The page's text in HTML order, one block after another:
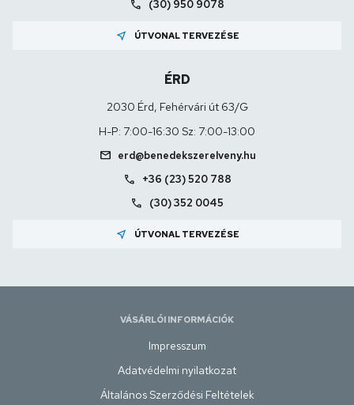
call (30) 950 9078
near_me ÚTVONAL TERVEZÉSE
ÉRD
2030 Érd, Fehérvári út 63/G
H-P: 7:00-16:30 Sz: 7:00-13:00
mail erd@benedekszerelveny.hu
call +36 (23) 520 788
call (30) 352 0045
near_me ÚTVONAL TERVEZÉSE
VÁSÁRLÓI INFORMÁCIÓK
Impresszum
Adatvédelmi nyilatkozat
Általános Szerződési Feltételek